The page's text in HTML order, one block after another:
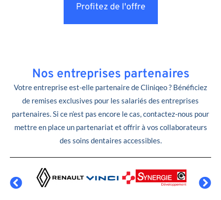
Profitez de l'offre
Nos entreprises partenaires
Votre entreprise est-elle partenaire de Cliniqeo ? Bénéficiez
de remises exclusives pour les salariés des entreprises
partenaires. Si ce n’est pas encore le cas, contactez-nous pour
mettre en place un partenariat et offrir à vos collaborateurs
des soins dentaires accessibles.